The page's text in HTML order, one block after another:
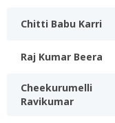
Chitti Babu Karri
Raj Kumar Beera
Cheekurumelli
Ravikumar